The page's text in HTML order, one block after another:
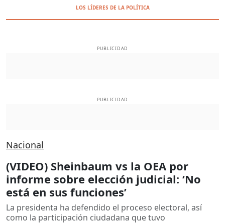
LOS LÍDERES DE LA POLÍTICA
PUBLICIDAD
PUBLICIDAD
Nacional
(VIDEO) Sheinbaum vs la OEA por
informe sobre elección judicial: ‘No
está en sus funciones’
La presidenta ha defendido el proceso electoral, así
como la participación ciudadana que tuvo